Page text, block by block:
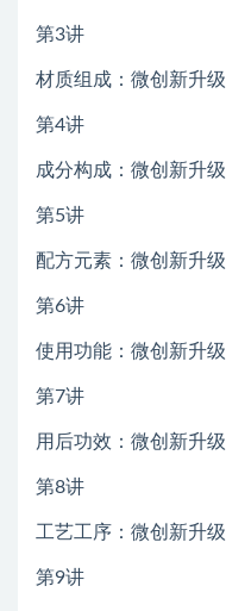
第3讲
材质组成：微创新升级
第4讲
成分构成：微创新升级
第5讲
配方元素：微创新升级
第6讲
使用功能：微创新升级
第7讲
用后功效：微创新升级
第8讲
工艺工序：微创新升级
第9讲